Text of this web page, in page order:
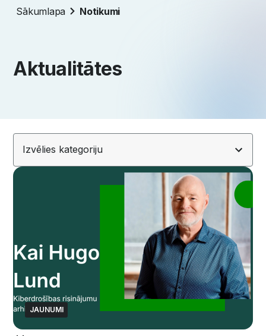
Sākumlapa Notikumi
Aktualitātes
Izvēlies kategoriju
JAUNUMI